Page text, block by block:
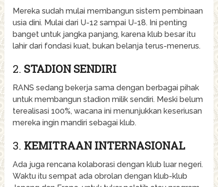
Mereka sudah mulai membangun sistem pembinaan
usia dini. Mulai dari U-12 sampai U-18. Ini penting
banget untuk jangka panjang, karena klub besar itu
lahir dari fondasi kuat, bukan belanja terus-menerus.
2. STADION SENDIRI
RANS sedang bekerja sama dengan berbagai pihak
untuk membangun stadion milik sendiri. Meski belum
terealisasi 100%, wacana ini menunjukkan keseriusan
mereka ingin mandiri sebagai klub.
3. KEMITRAAN INTERNASIONAL
Ada juga rencana kolaborasi dengan klub luar negeri.
Waktu itu sempat ada obrolan dengan klub-klub